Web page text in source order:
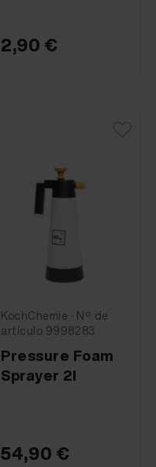
2,90 €
KochChemie · Nº de
artículo 9998283
Pressure Foam
Sprayer 2l
54,90 €